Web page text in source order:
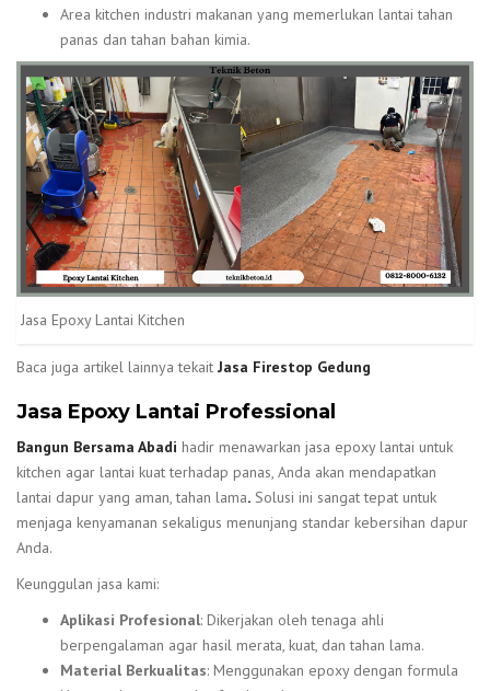
Area kitchen industri makanan yang memerlukan lantai tahan
panas dan tahan bahan kimia.
Jasa Epoxy Lantai Kitchen
Baca juga artikel lainnya tekait Jasa Firestop Gedung
Jasa Epoxy Lantai Professional
Bangun Bersama Abadi hadir menawarkan jasa epoxy lantai untuk
kitchen agar lantai kuat terhadap panas, Anda akan mendapatkan
lantai dapur yang aman, tahan lama. Solusi ini sangat tepat untuk
menjaga kenyamanan sekaligus menunjang standar kebersihan dapur
Anda.
Keunggulan jasa kami:
Aplikasi Profesional: Dikerjakan oleh tenaga ahli
berpengalaman agar hasil merata, kuat, dan tahan lama.
Material Berkualitas: Menggunakan epoxy dengan formula